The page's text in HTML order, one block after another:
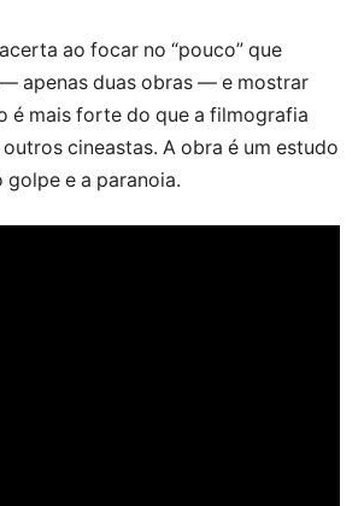
ao focar no “pouco” que
apenas duas obras — e mostrar
é mais forte do que a filmografia
cineastas. A obra é um estudo
golpe e a paranoia.